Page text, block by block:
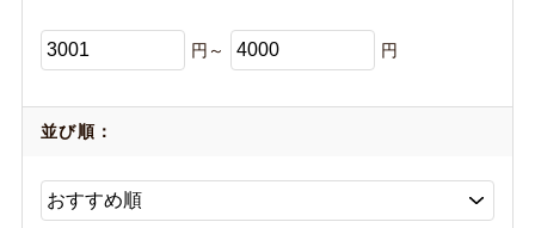
円～ 円
並び順：